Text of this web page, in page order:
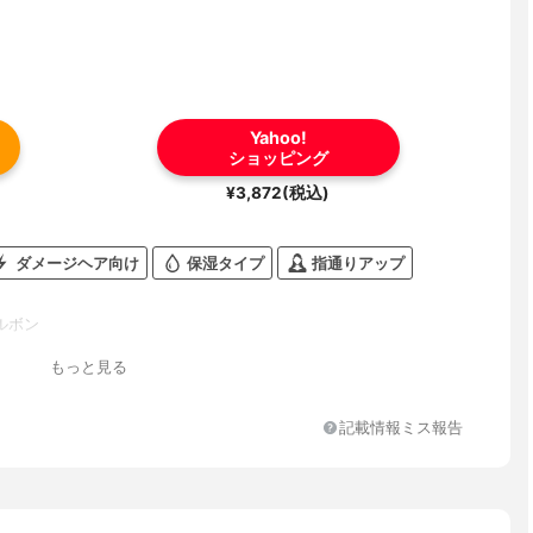
Yahoo!
ショッピング
¥3,872(税込)
ダメージヘア向け 保湿タイプ 指通りアップ
ボン
もっと見る
記載情報ミス報告